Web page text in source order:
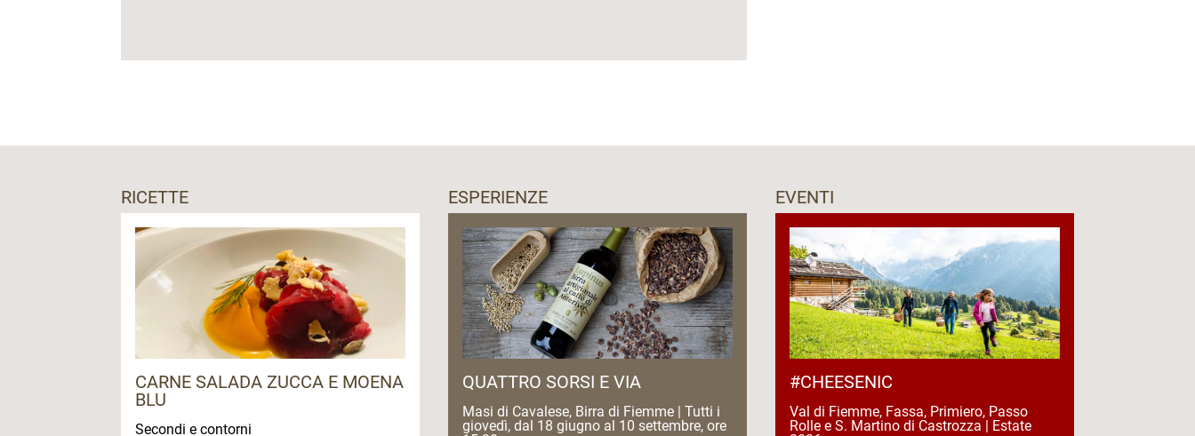
RICETTE
CARNE SALADA ZUCCA E MOENA
BLU
Secondi e contorni
ESPERIENZE
QUATTRO SORSI E VIA
Masi di Cavalese, Birra di Fiemme | Tutti i
giovedì, dal 18 giugno al 10 settembre, ore
EVENTI
#CHEESENIC
Val di Fiemme, Fassa, Primiero, Passo
Rolle e S. Martino di Castrozza | Estate